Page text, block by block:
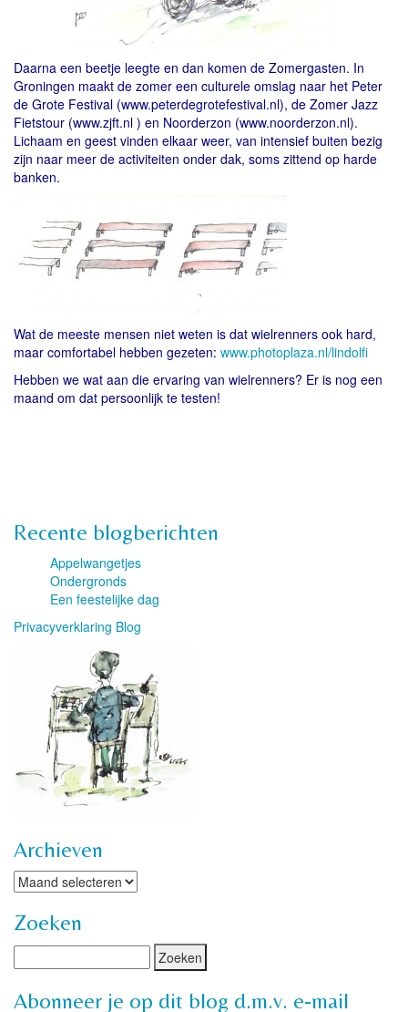
Daarna een beetje leegte en dan komen de Zomergasten. In
Groningen maakt de zomer een culturele omslag naar het Peter
de Grote Festival (www.peterdegrotefestival.nl), de Zomer Jazz
Fietstour (www.zjft.nl ) en Noorderzon (www.noorderzon.nl).
Lichaam en geest vinden elkaar weer, van intensief buiten bezig
zijn naar meer de activiteiten onder dak, soms zittend op harde
banken.
Wat de meeste mensen niet weten is dat wielrenners ook hard,
maar comfortabel hebben gezeten: www.photoplaza.nl/lindolfi
Hebben we wat aan die ervaring van wielrenners? Er is nog een
maand om dat persoonlijk te testen!
Recente blogberichten
Appelwangetjes
Ondergronds
Een feestelijke dag
Privacyverklaring Blog
Archieven
Archieven
Zoeken
Abonneer je op dit blog d.m.v. e-mail